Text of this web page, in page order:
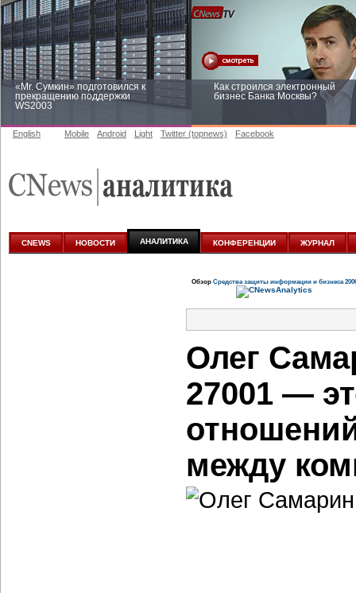
«Mr. Сумкин» подготовился к
прекращению поддержки
WS2003
Как строился электронный
бизнес Банка Москвы?
аналитике
English Mobile Android Light Twitter (topnews) Facebook
CNEWS НОВОСТИ АНАЛИТИКА КОНФЕРЕНЦИИ ЖУРНАЛ
Обзор Средства защиты информации и бизнеса
Олег
27001 —
между